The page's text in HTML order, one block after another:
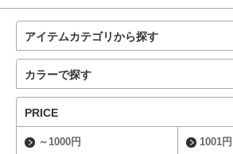
アイテムカテゴリから探す
カラーで探す
PRICE
～1000円 1001